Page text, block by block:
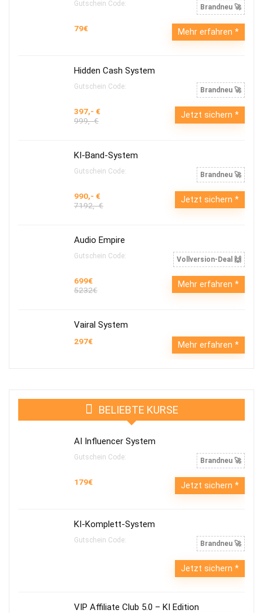
Gutschein Code: Brandneu 🚀
79€ Mehr erfahren
Hidden Cash System
Gutschein Code: Brandneu 🚀
397,- €
999,- €
Jetzt sichern
KI-Band-System
Gutschein Code: Brandneu 🚀
990,- €
7192,- €
Jetzt sichern
Audio Empire
Gutschein Code: Vollversion-Deal 🙌
699€
5232€
Mehr erfahren
Vairal System
297€ Mehr erfahren
BELIEBTE KURSE
AI Influencer System
Gutschein Code: Brandneu 🚀
179€ Jetzt sichern
KI-Komplett-System
Gutschein Code: Brandneu 🚀
Jetzt sichern
VIP Affiliate Club 5.0 – KI Edition